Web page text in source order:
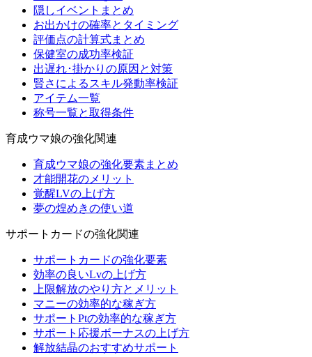
隠しイベントまとめ
お出かけの確率とタイミング
評価点の計算式まとめ
保健室の成功率検証
出遅れ･掛かりの原因と対策
賢さによるスキル発動率検証
アイテム一覧
称号一覧と取得条件
育成ウマ娘の強化関連
育成ウマ娘の強化要素まとめ
才能開花のメリット
覚醒LVの上げ方
夢の煌めきの使い道
サポートカードの強化関連
サポートカードの強化要素
効率の良いLvの上げ方
上限解放のやり方とメリット
マニーの効率的な稼ぎ方
サポートPtの効率的な稼ぎ方
サポート応援ボーナスの上げ方
解放結晶のおすすめサポート